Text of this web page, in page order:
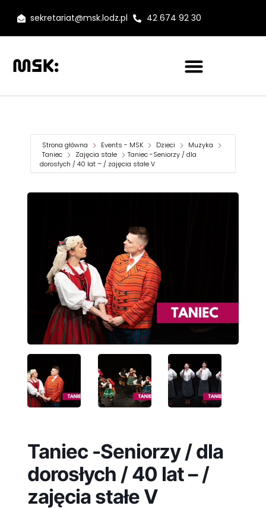
sekretariat@msk.lodz.pl 42 674 92 30
Strona główna Events - MSK Dzieci
Muzyka
Taniec
Zajęcia stałe
Taniec -Seniorzy / dla
dorosłych / 40 lat – / zajęcia stałe V
Taniec -Seniorzy / dla
dorosłych / 40 lat – /
zajęcia stałe V